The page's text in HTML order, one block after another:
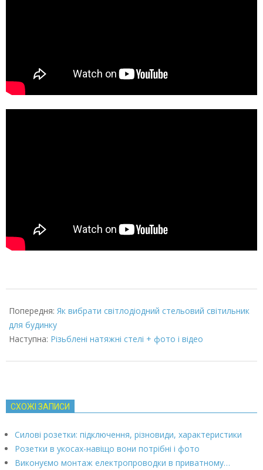
01-
29
Попередня: Як вибрати світлодіодний стельовий світильник
для будинку
Наступна: Різьблені натяжні стелі + фото і відео
СХОЖІ ЗАПИСИ
Силові розетки: підключення, різновиди, характеристики
Розетки в укосах-навіщо вони потрібні і фото
Виконуємо монтаж електропроводки в приватному…